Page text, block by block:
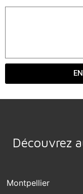
Découvrez
Montpellier